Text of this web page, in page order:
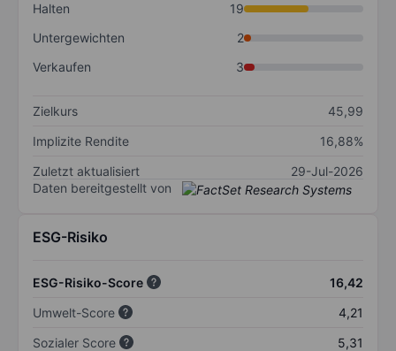
Halten
19
Untergewichten
2
Verkaufen
3
Zielkurs
45,99
Implizite Rendite
16,88%
Zuletzt aktualisiert
29-Jul-2026
Daten bereitgestellt von
ESG-Risiko
ESG-Risiko-Score
16,42
Umwelt-Score
4,21
Sozialer Score
5,31